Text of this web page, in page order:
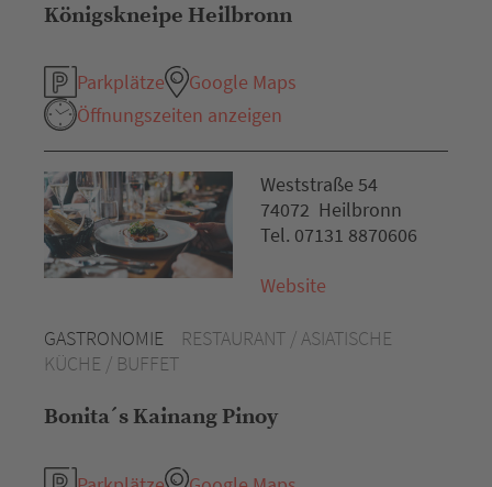
Königskneipe Heilbronn
Parkplätze
Google Maps
Öffnungszeiten anzeigen
GASTRONOMIE
RESTAURANT / ASIATISCHE
KÜCHE / BUFFET
Bonita´s Kainang Pinoy
Weststraße 54
74072 Heilbronn
Tel. 07131 8870606
Website